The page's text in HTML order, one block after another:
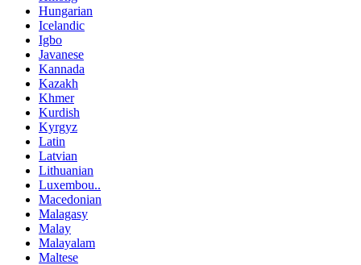
Hungarian
Icelandic
Igbo
Javanese
Kannada
Kazakh
Khmer
Kurdish
Kyrgyz
Latin
Latvian
Lithuanian
Luxembou..
Macedonian
Malagasy
Malay
Malayalam
Maltese